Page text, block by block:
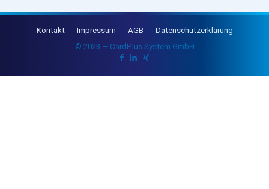
© 2023 — CardPlus System GmbH
Kontakt Impressum AGB Datenschutzerklärung